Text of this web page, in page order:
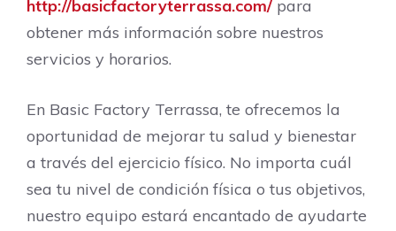
http://basicfactoryterrassa.com/ para
obtener más información sobre nuestros
servicios y horarios.
En Basic Factory Terrassa, te ofrecemos la
oportunidad de mejorar tu salud y bienestar
a través del ejercicio físico. No importa cuál
sea tu nivel de condición física o tus objetivos,
nuestro equipo estará encantado de ayudarte